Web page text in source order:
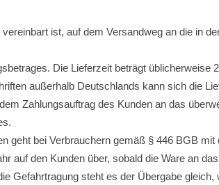
ist, auf dem Versandweg an die in
Die Lieferzeit beträgt üblicherweise
außerhalb Deutschlands kann sich die
Zahlungsauftrag des Kunden an das
geht bei Verbrauchern gemäß § 446 BGB mit
auf den Kunden über, sobald die Ware an das
Gefahrtragung steht es der Übergabe gleich,